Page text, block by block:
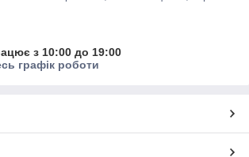
з 10:00 до 19:00
графік роботи